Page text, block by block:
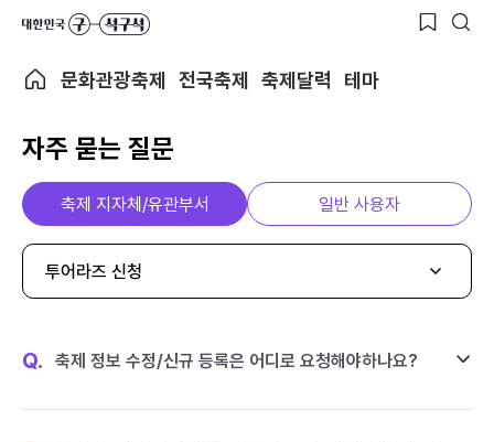
문화관광축제 전국축제 축제달력 테마
자주 묻는 질문
축제 지자체/유관부서 일반 사용자
투어라즈 신청
Q. 축제 정보 수정/신규 등록은 어디로 요청해야하나요?